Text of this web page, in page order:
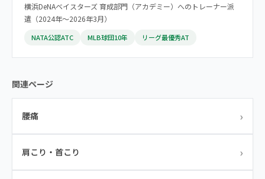
横浜DeNAベイスターズ 育成部門（アカデミー）へのトレーナー派
遣（2024年〜2026年3月）
NATA公認ATC MLB球団10年 リーグ最優秀AT
関連ページ
腰痛 ›
肩こり・首こり ›